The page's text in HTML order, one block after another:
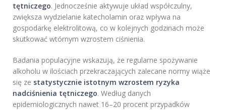
tętniczego. Jednocześnie aktywuje układ współczulny,
zwiększa wydzielanie katecholamin oraz wpływa na
gospodarkę elektrolitową, co w kolejnych godzinach może
skutkować wtórnym wzrostem ciśnienia.
Badania populacyjne wskazują, że regularne spożywanie
alkoholu w ilościach przekraczających zalecane normy wiąże
się ze statystycznie istotnym wzrostem ryzyka
nadciśnienia tętniczego. Według danych
epidemiologicznych nawet 16–20 procent przypadków